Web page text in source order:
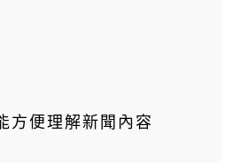
方便理解新聞內容